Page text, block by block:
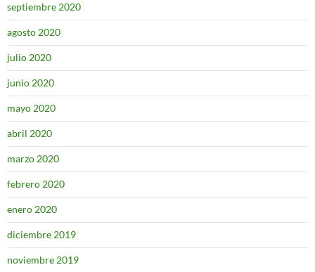
septiembre 2020
agosto 2020
julio 2020
junio 2020
mayo 2020
abril 2020
marzo 2020
febrero 2020
enero 2020
diciembre 2019
noviembre 2019